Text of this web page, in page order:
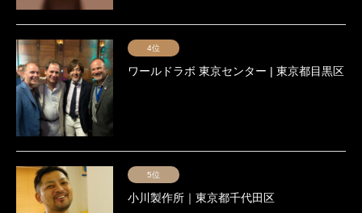
4位
ワールドラボ 東京センター | 東京都目黒区
5位
小川製作所｜東京都千代田区